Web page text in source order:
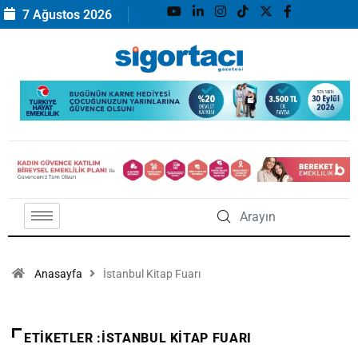
7 Ağustos 2026
Anasayfa İstanbul Kitap Fuarı
ETIKETLER :İSTANBUL KITAP FUARI